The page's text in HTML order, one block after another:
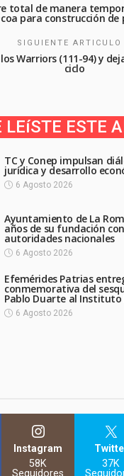
total de manera
para construcción de
SIGUIENTE ARTICULO
Warriors (111-94) y
ciclo
LEíSTE ESTE
TC y Conep impulsan
jurídica y desarrollo
6 Agosto 2026
Ayuntamiento de La
años de su fundación
autoridades nacionales
6 Agosto 2026
Efemérides Patrias
conmemorativa del
Pablo Duarte al
6 Agosto 2026
Instagram
58K
Seguidores
37K